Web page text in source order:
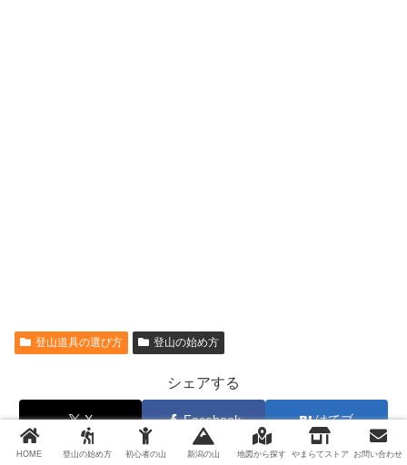
登山道具の選び方 登山の始め方
シェアする
X Facebook はてブ
LINE
HOME 登山の始め方 初心者の山 新潟の山 地図から探す やまらてストア お問い合わせ